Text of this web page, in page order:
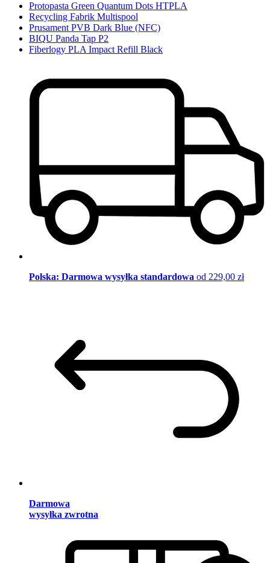
Protopasta Green Quantum Dots HTPLA
Recycling Fabrik Multispool
Prusament PVB Dark Blue (NFC)
BIQU Panda Tap P2
Fiberlogy PLA Impact Refill Black
Polska: Darmowa wysyłka standardowa od 229,00 zł
Darmowa
wysyłka zwrotna